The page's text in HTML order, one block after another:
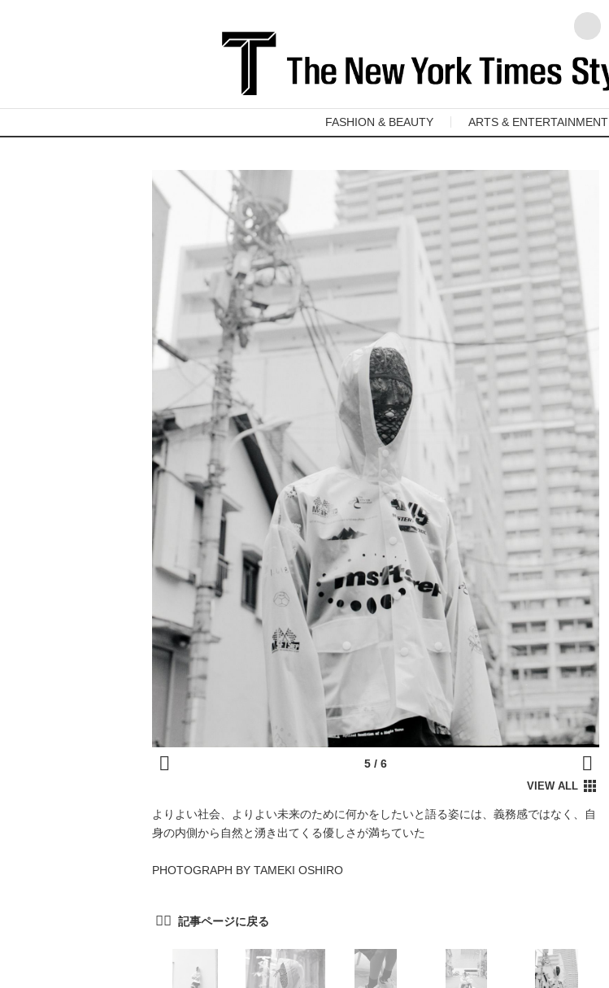
FASHION & BEAUTY ARTS & ENTERTAINMENT
よりよい社会、よりよい未来のために何かをしたいと語る姿には、義務感ではなく、自
身の内側から自然と湧き出てくる優しさが満ちていた
PHOTOGRAPH BY TAMEKI OSHIRO